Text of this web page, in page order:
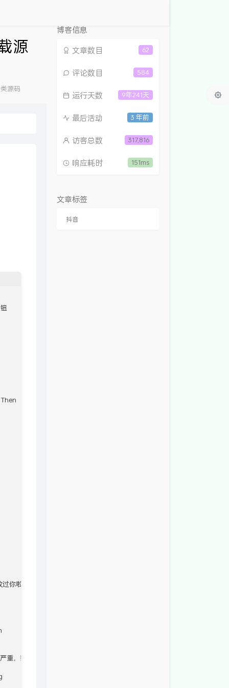
源
源码
Then
过你啦o(╥﹏╥)o",vbOKOnly,msg) Then
重，我要让你弹窗"+CStr(num)+"次",1,msg
博客信息
62
文章数目
584
评论数目
9年241天
运行天数
3 年前
最后活动
317,816
访客总数
151ms
响应耗时
文章标签
抖音